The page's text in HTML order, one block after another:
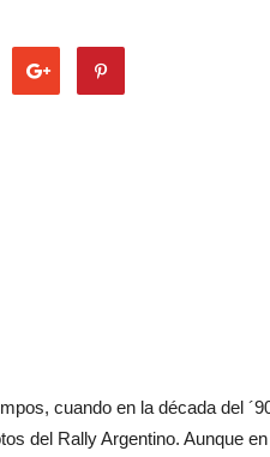
cuando en la década del
del Rally Argentino. Aunque